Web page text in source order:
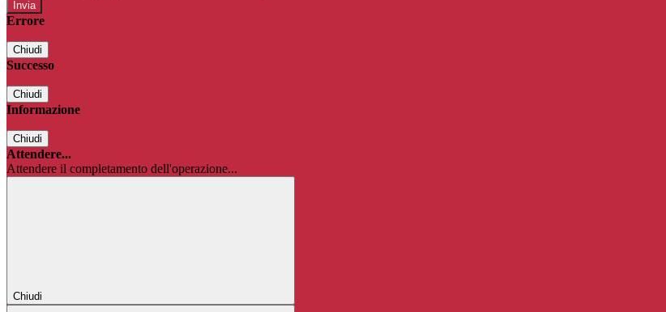
Errore
Chiudi
Successo
Chiudi
Informazione
Chiudi
Attendere...
Attendere il completamento dell'operazione...
Chiudi